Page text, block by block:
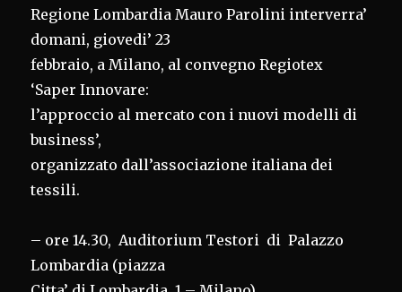
Regione Lombardia Mauro Parolini interverra’
domani, giovedi’ 23
febbraio, a Milano, al convegno Regiotex
‘Saper Innovare:
l’approccio al mercato con i nuovi modelli di
business’,
organizzato dall’associazione italiana dei
tessili.
– ore 14.30, Auditorium Testori di Palazzo
Lombardia (piazza